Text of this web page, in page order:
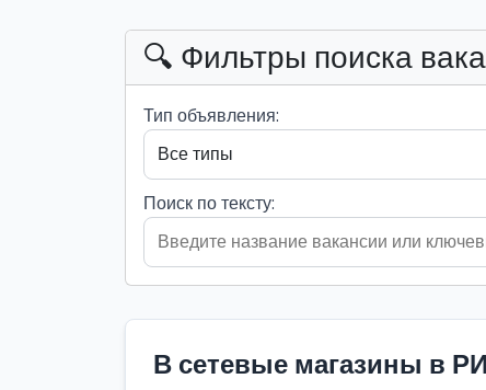
🔍 Фильтры поиска
Тип объявления:
Поиск по тексту:
В сетевые магазины в